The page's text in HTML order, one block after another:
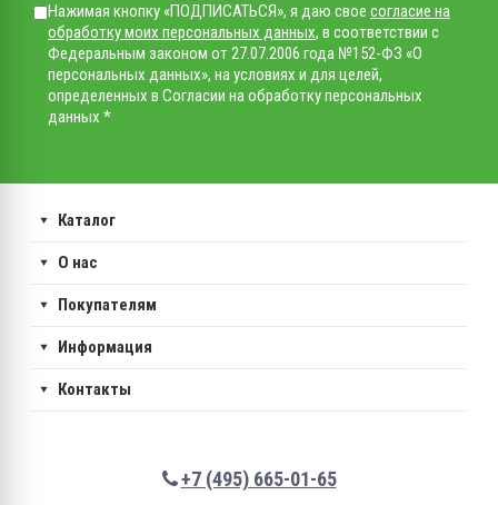
Нажимая кнопку «ПОДПИСАТЬСЯ», я даю свое согласие на
обработку моих персональных данных, в соответствии с
Федеральным законом от 27.07.2006 года №152-ФЗ «О
персональных данных», на условиях и для целей,
определенных в Согласии на обработку персональных
данных *
Каталог
О нас
Покупателям
Информация
Контакты
+7 (495) 665-01-65